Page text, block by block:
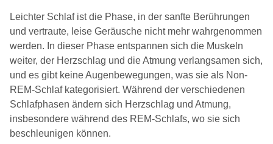
Leichter Schlaf ist die Phase, in der sanfte Berührungen
und vertraute, leise Geräusche nicht mehr wahrgenommen
werden. In dieser Phase entspannen sich die Muskeln
weiter, der Herzschlag und die Atmung verlangsamen sich,
und es gibt keine Augenbewegungen, was sie als Non-
REM-Schlaf kategorisiert. Während der verschiedenen
Schlafphasen ändern sich Herzschlag und Atmung,
insbesondere während des REM-Schlafs, wo sie sich
beschleunigen können.